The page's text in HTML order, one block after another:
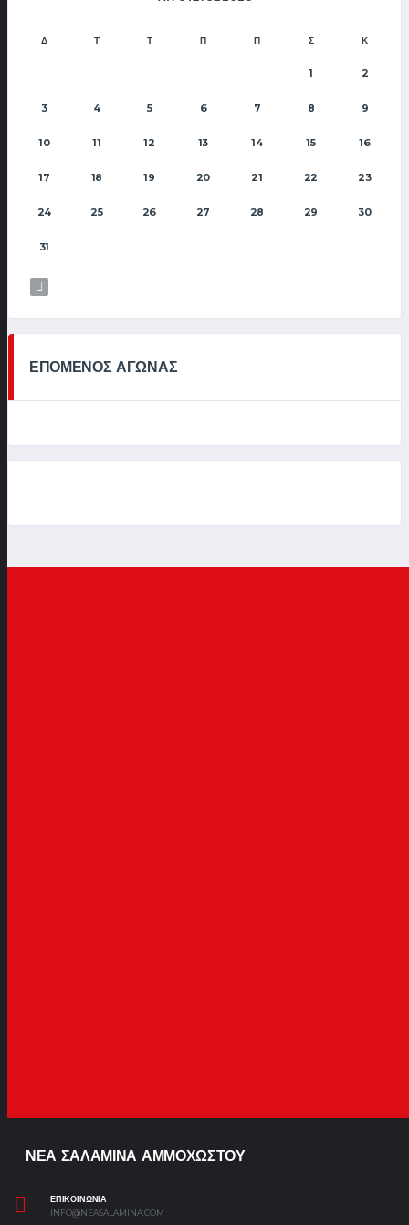
Δ Τ Τ Π Π Σ Κ
1 2
3 4 5 6 7 8 9
10 11 12 13 14 15 16
17 18 19 20 21 22 23
24 25 26 27 28 29 30
31
ΕΠΟΜΕΝΟΣ ΑΓΩΝΑΣ
ΝΕΑ ΣΑΛΑΜΙΝΑ ΑΜΜΟΧΩΣΤΟΥ
ΕΠΙΚΟΙΝΩΝΙΑ
INFO@NEASALAMINA.COM